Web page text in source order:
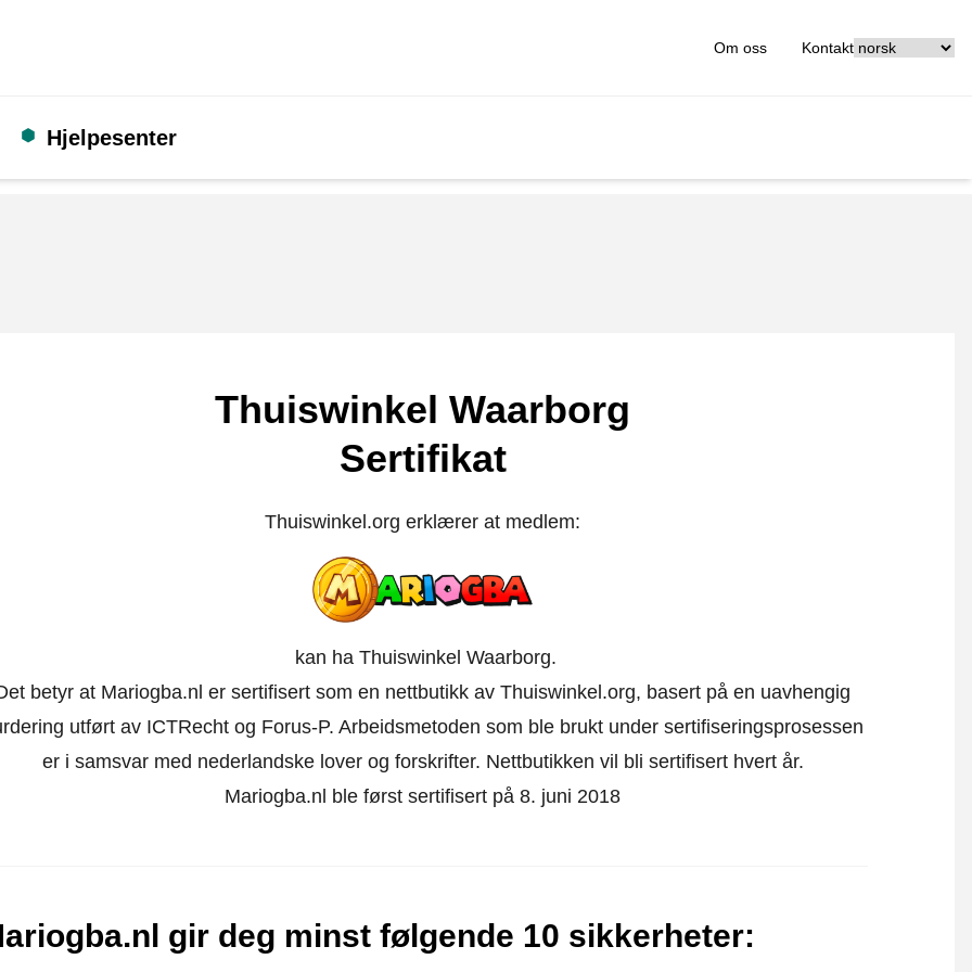
Om oss Kontakt
Hjelpesenter
Thuiswinkel Waarborg
Sertifikat
Thuiswinkel.org erklærer at medlem:
kan ha Thuiswinkel Waarborg.
betyr at Mariogba.nl er sertifisert som en nettbutikk av Thuiswinkel.org, basert på en uavhengig
utført av ICTRecht og Forus-P. Arbeidsmetoden som ble brukt under sertifiseringsprosessen
er i samsvar med nederlandske lover og forskrifter. Nettbutikken vil bli sertifisert hvert år.
Mariogba.nl ble først sertifisert på 8. juni 2018
gir deg minst følgende 10 sikkerheter: